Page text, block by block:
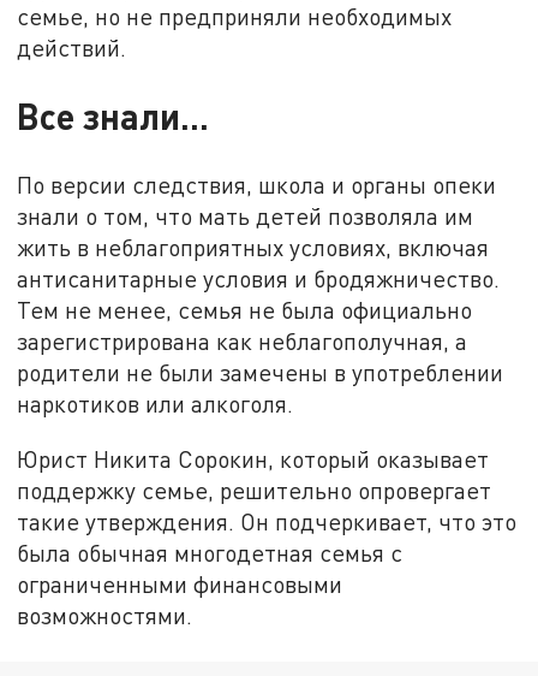
семье, но не предприняли необходимых
действий.
Все знали...
По версии следствия, школа и органы опеки
знали о том, что мать детей позволяла им
жить в неблагоприятных условиях, включая
антисанитарные условия и бродяжничество.
Тем не менее, семья не была официально
зарегистрирована как неблагополучная, а
родители не были замечены в употреблении
наркотиков или алкоголя.
Юрист Никита Сорокин, который оказывает
поддержку семье, решительно опровергает
такие утверждения. Он подчеркивает, что это
была обычная многодетная семья с
ограниченными финансовыми
возможностями.